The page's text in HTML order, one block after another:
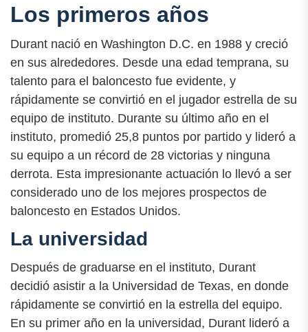
Los primeros años
Durant nació en Washington D.C. en 1988 y creció
en sus alrededores. Desde una edad temprana, su
talento para el baloncesto fue evidente, y
rápidamente se convirtió en el jugador estrella de su
equipo de instituto. Durante su último año en el
instituto, promedió 25,8 puntos por partido y lideró a
su equipo a un récord de 28 victorias y ninguna
derrota. Esta impresionante actuación lo llevó a ser
considerado uno de los mejores prospectos de
baloncesto en Estados Unidos.
La universidad
Después de graduarse en el instituto, Durant
decidió asistir a la Universidad de Texas, en donde
rápidamente se convirtió en la estrella del equipo.
En su primer año en la universidad, Durant lideró a